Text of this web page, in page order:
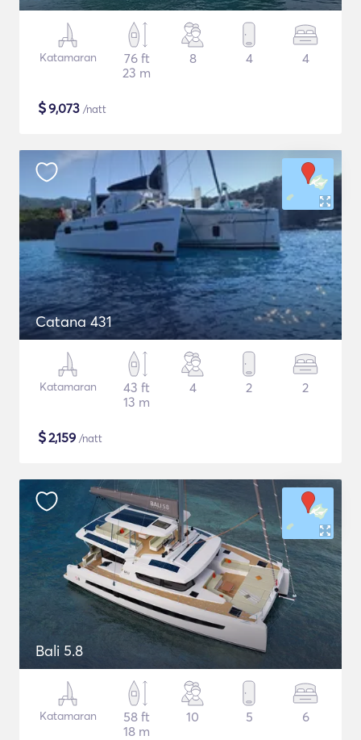
Katamaran
76 ft
23 m
8 4 4
$9,073 /natt
Catana 431
Katamaran
43 ft
13 m
4 2 2
$2,159 /natt
Bali 5.8
Katamaran
58 ft
18 m
10 5 6